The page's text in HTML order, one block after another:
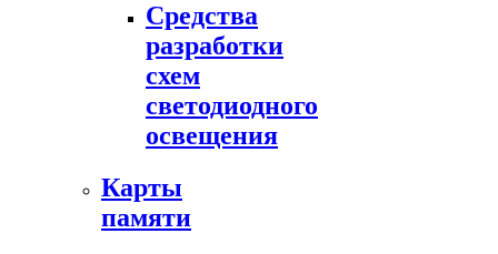
Средства
разработки
схем
светодиодного
освещения
Карты
памяти